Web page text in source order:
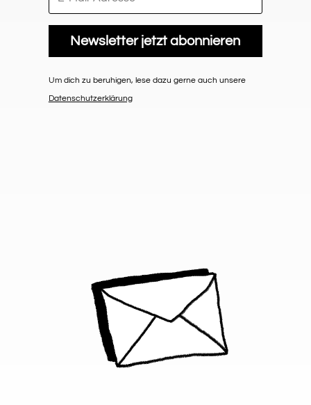
Newsletter jetzt abonnieren
Um dich zu beruhigen, lese dazu gerne auch unsere
Datenschutzerklärung